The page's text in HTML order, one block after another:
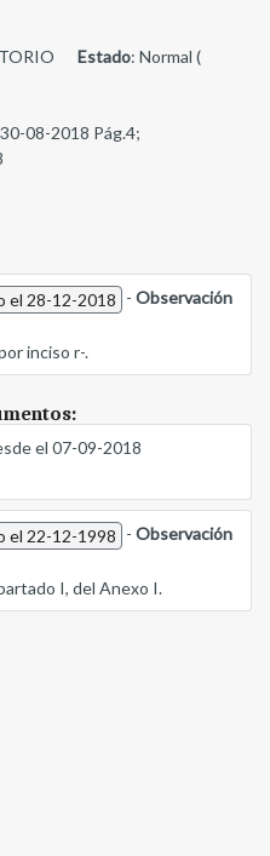
Estado: Normal (
08-2018 Pág.4;
el 28-12-2018 - Observación
inciso r-.
el 07-09-2018
el 22-12-1998 - Observación
I, del Anexo I.